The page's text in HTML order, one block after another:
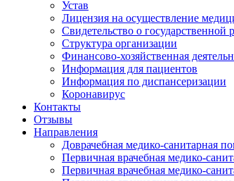
Устав
Лицензия на осуществление
Свидетельство о государственной
Структура организации
Финансово-хозяйственная
Информация для пациентов
Информация по диспансеризации
Коронавирус
Контакты
Отзывы
Направления
Доврачебная медико-санитарная
Первичная врачебная медико-
Первичная врачебная медико-